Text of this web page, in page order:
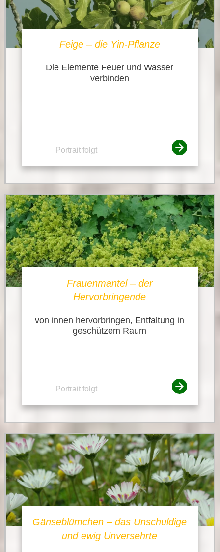
Feige – die Yin-Pflanze
Die Elemente Feuer und Wasser
verbinden
Portrait folgt
Frauenmantel – der
Hervorbringende
von innen hervorbringen, Entfaltung in
geschützem Raum
Portrait folgt
Gänseblümchen – das Unschuldige
und ewig Unversehrte